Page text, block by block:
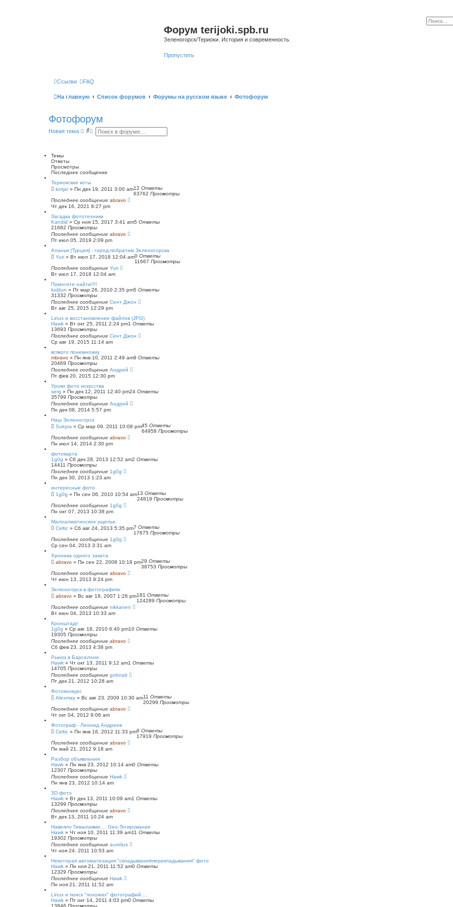
Форум terijoki.spb.ru
Зеленогорск/Териоки. История и современность.
Пропустить
Ссылки FAQ
На главную Список форумов Форумы на русском языке Фотофорум
Фотофорум
Новая тема
П Р
н
й
о
и
с
к
Темы
Ответы
Просмотры
Последнее сообщение
Териокские коты
kotjar» Пн дек 19, 2011 3:00 am12 Ответы
63762 Просмотры
Последнее сообщение abravo
Чт дек 16, 2021 8:27 pm
Загадка фототехники
Kandid » Ср ноя 15, 2017 3:41 am5 Ответы
21682 Просмотры
Последнее сообщение abravo
Пт июл 05, 2019 2:09 pm
Аланья (Турция) - город-побратим Зеленогорска
Yuri » Вт июл 17, 2018 12:04 am0 Ответы
11667 Просмотры
Последнее сообщение Yuri
Вт июл 17, 2018 12:04 am
Помогите найти!!!!
koldun » Пт мар 26, 2010 2:35 pm5 Ответы
31332 Просмотры
Последнее сообщение Сент Джон
Вт авг 25, 2015 12:29 pm
Linux и восстановление файлов (JPG)
Hawk » Вт окт 25, 2011 2:24 pm1 Ответы
13693 Просмотры
Последнее сообщение Сент Джон
Ср авг 19, 2015 11:14 am
всякого понемножку
mbravo » Пн янв 10, 2011 2:49 am9 Ответы
20469 Просмотры
Последнее сообщение Андрей
Пт фев 20, 2015 12:30 pm
Уроки фото искусства
serg » Пн дек 12, 2011 12:40 pm24 Ответы
35799 Просмотры
Последнее сообщение Андрей
Пн дек 08, 2014 5:57 pm
Наш Зеленогорск
Sokyra » Ср мар 09, 2011 10:08 pm45 Ответы
64958 Просмотры
Последнее сообщение abravo
Пн июл 14, 2014 2:30 pm
фотокарта
1g0g » Сб дек 28, 2013 12:52 am2 Ответы
14411 Просмотры
Последнее сообщение 1g0g
Пн дек 30, 2013 1:23 am
интересные фото
1g0g » Пн сен 06, 2010 10:54 am13 Ответы
24819 Просмотры
Последнее сообщение 1g0g
Пн окт 07, 2013 10:38 pm
Малоалматинское ущелье
Celtic » Сб авг 24, 2013 5:35 pm7 Ответы
17675 Просмотры
Последнее сообщение 1g0g
Ср сен 04, 2013 3:31 am
Хроника одного заката
abravo » Пн сен 22, 2008 10:18 pm29 Ответы
38753 Просмотры
Последнее сообщение abravo
Чт июн 13, 2013 9:24 pm
Зеленогорск в фотографиях
abravo » Вс авг 19, 2007 1:26 pm181 Ответы
124289 Просмотры
Последнее сообщение nikkanen
Вт июн 04, 2013 10:33 am
Кронштадт
1g0g » Ср авг 18, 2010 6:40 pm10 Ответы
19305 Просмотры
Последнее сообщение abravo
Сб фев 23, 2013 4:38 pm
Рынок в Барселоне
Hawk » Чт окт 13, 2011 9:12 am1 Ответы
14705 Просмотры
Последнее сообщение gobnait
Пт дек 21, 2012 10:28 am
Фотоконкурс
Alexmay » Вс авг 23, 2009 10:30 am11 Ответы
20299 Просмотры
Последнее сообщение abravo
Чт окт 04, 2012 9:06 am
Фотограф - Леонид Андреев
Celtic » Пн янв 16, 2012 11:33 pm6 Ответы
17919 Просмотры
Последнее сообщение abravo
Пн май 21, 2012 9:18 am
Разбор объявления
Hawk » Пн янв 23, 2012 10:14 am0 Ответы
12307 Просмотры
Последнее сообщение Hawk
Пн янв 23, 2012 10:14 am
3D фото
Hawk » Вт дек 13, 2011 10:09 am1 Ответы
13299 Просмотры
Последнее сообщение abravo
Вт дек 13, 2011 10:24 am
Навеяло Гималаями.... Geo-Тегирование
Hawk » Чт ноя 10, 2011 11:39 am11 Ответы
19302 Просмотры
Последнее сообщение aurelius
Чт ноя 24, 2011 10:53 am
Некоторая автоматизация "складывания\перекладывания" фото
Hawk » Пн ноя 21, 2011 11:52 am0 Ответы
12329 Просмотры
Последнее сообщение Hawk
Пн ноя 21, 2011 11:52 am
Linux и поиск "похожих" фотографий....
Hawk » Пт окт 14, 2011 4:03 pm0 Ответы
13846 Просмотры